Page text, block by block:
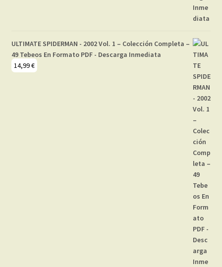
ULTIMATE SPIDERMAN - 2002 Vol. 1 – Colección Completa –
49 Tebeos En Formato PDF - Descarga Inmediata
14,99€